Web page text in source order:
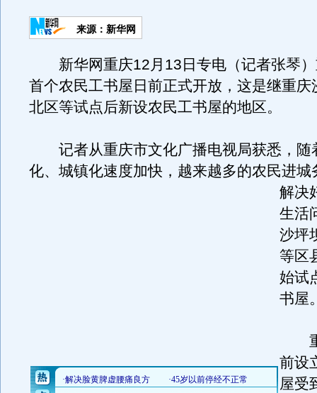
来源：新华网
新华网重庆12月13日专电（记者张琴）
首个农民工书屋日前正式开放，这是继重庆
北区等试点后新设农民工书屋的地区。
记者从重庆市文化广播电视局获悉，随
化、城镇化速度加快，越来越多的农民进城
解决
生活
沙坪
等区
始试
书屋
重
前设
屋受